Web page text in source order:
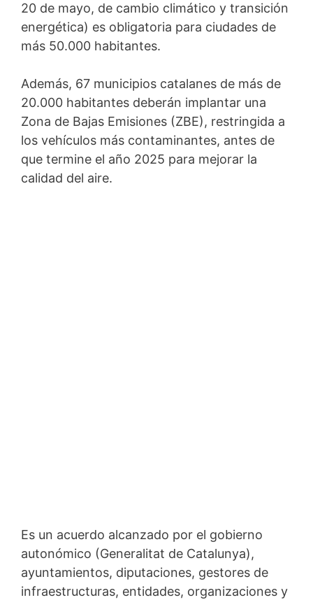
20 de mayo, de cambio climático y transición
energética) es obligatoria para ciudades de
más 50.000 habitantes.
Además, 67 municipios catalanes de más de
20.000 habitantes deberán implantar una
Zona de Bajas Emisiones (ZBE), restringida a
los vehículos más contaminantes, antes de
que termine el año 2025 para mejorar la
calidad del aire.
Es un acuerdo alcanzado por el gobierno
autonómico (Generalitat de Catalunya),
ayuntamientos, diputaciones, gestores de
infraestructuras, entidades, organizaciones y